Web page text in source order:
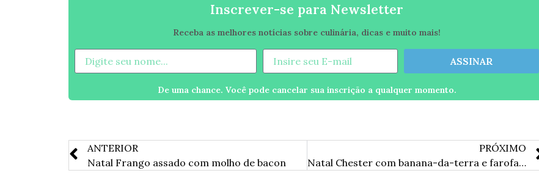
Inscrever-se para Newsletter
Receba as melhores notícias sobre culinária, dicas e muito mais!
ASSINAR
De uma chance. Você pode cancelar sua inscrição a qualquer momento.
ANTERIOR
Natal Frango assado com molho de bacon
PRÓXIMO
Natal Chester com banana-da-terra e farofa de arroz